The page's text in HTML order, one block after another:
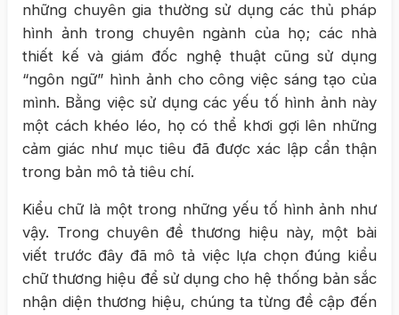
những chuyên gia thường sử dụng các thủ pháp
hình ảnh trong chuyên ngành của họ; các nhà
thiết kế và giám đốc nghệ thuật cũng sử dụng
“ngôn ngữ” hình ảnh cho công việc sáng tạo của
mình. Bằng việc sử dụng các yếu tố hình ảnh này
một cách khéo léo, họ có thể khơi gợi lên những
cảm giác như mục tiêu đã được xác lập cẩn thận
trong bản mô tả tiêu chí.
Kiểu chữ là một trong những yếu tố hình ảnh như
vậy. Trong chuyên đề thương hiệu này, một bài
viết trước đây đã mô tả việc lựa chọn đúng kiểu
chữ thương hiệu để sử dụng cho hệ thống bản sắc
nhận diện thương hiệu, chúng ta từng đề cập đến